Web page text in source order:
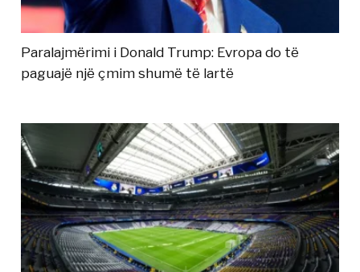
Paralajmërimi i Donald Trump: Evropa do të
paguajë një çmim shumë të lartë